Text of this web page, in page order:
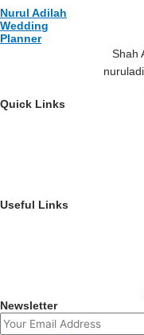
Nurul Adilah
Wedding
Planner
Shah
Quick Links
Useful Links
Newsletter